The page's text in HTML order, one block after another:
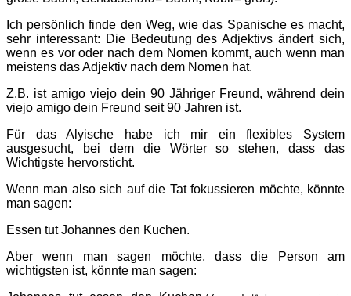
Ich persönlich finde den Weg, wie das Spanische es macht,
sehr interessant: Die Bedeutung des Adjektivs ändert sich,
wenn es vor oder nach dem Nomen kommt, auch wenn man
meistens das Adjektiv nach dem Nomen hat.
Z.B. ist amigo viejo dein 90 Jähriger Freund, während dein
viejo amigo dein Freund seit 90 Jahren ist.
Für das Alyische habe ich mir ein flexibles System
ausgesucht, bei dem die Wörter so stehen, dass das
Wichtigste hervorsticht.
Wenn man also sich auf die Tat fokussieren möchte, könnte
man sagen:
Essen tut Johannes den Kuchen.
Aber wenn man sagen möchte, dass die Person am
wichtigsten ist, könnte man sagen: